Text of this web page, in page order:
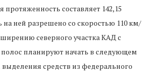
протяженность составляет 142,15
на ней разрешено со скоростью 110 км/
северного участка КАД с
планируют начать в следующем
выделения средств из федерального